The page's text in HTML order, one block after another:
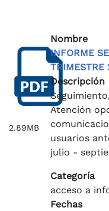
2.89MB
Nombre
INFORME
TRIMESTRE
Descripción
Atención
usuarios
julio -
Categoría
acceso a
Fechas